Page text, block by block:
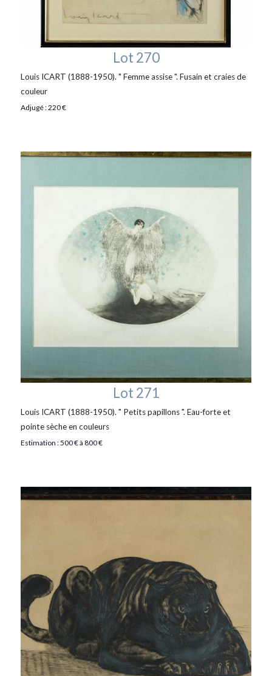
Lot 270
Louis ICART (1888-1950). " Femme assise ". Fusain et craies de
couleur
Adjugé : 220 €
Lot 271
Louis ICART (1888-1950). " Petits papillons ". Eau-forte et
pointe sèche en couleurs
Estimation : 500 € à 800 €